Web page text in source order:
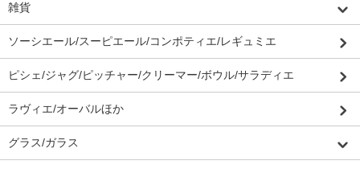
雑貨
ソーシエール/スーピエール/コンポティエ/レギュミエ
ピシェ/ジャグ/ピッチャー/クリーマー/ボウル/サラディエ
ラヴィエ/オーバルほか
グラス/ガラス